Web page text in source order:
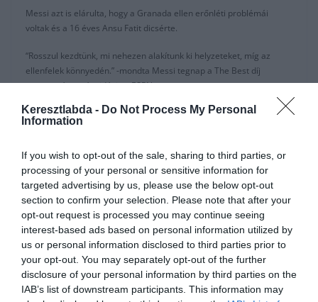
Keresztlabda - Do Not Process My Personal
Information
If you wish to opt-out of the sale, sharing to third parties, or
processing of your personal or sensitive information for
targeted advertising by us, please use the below opt-out
section to confirm your selection. Please note that after your
opt-out request is processed you may continue seeing
interest-based ads based on personal information utilized by
us or personal information disclosed to third parties prior to
your opt-out. You may separately opt-out of the further
disclosure of your personal information by third parties on the
IAB’s list of downstream participants. This information may
Messi azt is elárulta, hogy a Granada ellen erőnléti problémái
voltak és a 16 éves Ansu Fatit dicsérte.
“Rosszul kezdtünk, mi nehezen alakítunk ki helyzeteket, míg az
ellenfelek könnyedén.” -mondta Messi tegnap a The Best díj
megnyerése után, idézi az ESPN.
“Ez még csak a szezon kezdete, de reagálni kell rá. Nem
vesztegethetjük az időt. Sokat kell még fejlődnünk, ezzel tisztában
“Két hónapot, vagyis közel három hónapot nem játszottam, így
elmondhatom, hogy a múltkor fáradt voltam. Nem volt meg a
szikra, nem találtam a ritmust.”
“Egyre jobb leszek, ahogy többet játszok, de nem szabad sietnem.
Nem éri meg a kockázat, mert az orvosok szerint komoly esélye
van a rásérülésnek.”
“Ansu Fati? Az első naptól kezdve lenyűgöz. Egyből felfigyeltem rá.